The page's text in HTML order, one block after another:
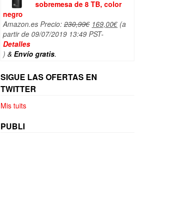
sobremesa de 8 TB, color
negro
Amazon.es Precio: 230,99€ El
precio
169,00€El(a
partir de 09/07/2019 13:49 PST-
Detalles
) & Envío gratis.
SIGUE LAS OFERTAS EN
TWITTER
Mis tuits
PUBLI